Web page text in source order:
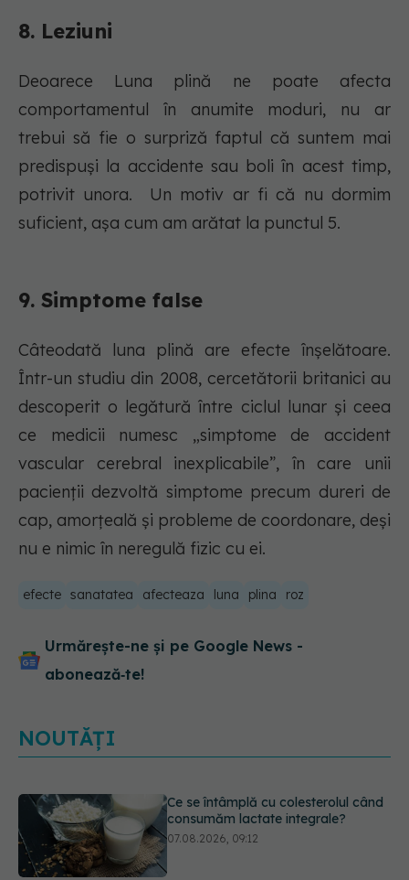
8. Leziuni
Deoarece Luna plină ne poate afecta
comportamentul în anumite moduri, nu ar
trebui să fie o surpriză faptul că suntem mai
predispuși la accidente sau boli în acest timp,
potrivit unora. Un motiv ar fi că nu dormim
suficient, așa cum am arătat la punctul 5.
9. Simptome false
Câteodată luna plină are efecte înșelătoare.
Într-un studiu din 2008, cercetătorii britanici au
descoperit o legătură între ciclul lunar și ceea
ce medicii numesc „simptome de accident
vascular cerebral inexplicabile”, în care unii
pacienții dezvoltă simptome precum dureri de
cap, amorțeală și probleme de coordonare, deși
nu e nimic în neregulă fizic cu ei.
efecte sanatatea afecteaza luna plina roz
Urmărește-ne și pe Google News -
abonează‑te!
NOUTĂȚI
Alergia la ambrozie: 4 lucruri
esențiale despre simptome,
prevenție și tratament, explicate de